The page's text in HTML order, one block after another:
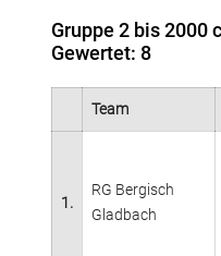
Gruppe 2 bis 2000
Gewertet: 8
Team
1.
RG Bergisch
Gladbach